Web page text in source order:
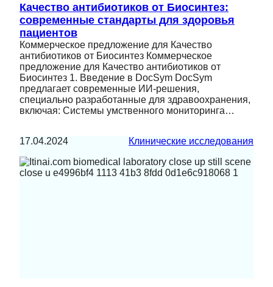
Качество антибиотиков от Биосинтез:
современные стандарты для здоровья
пациентов
Коммерческое предложение для Качество
антибиотиков от Биосинтез Коммерческое
предложение для Качество антибиотиков от
Биосинтез 1. Введение в DocSym DocSym
предлагает современные ИИ-решения,
специально разработанные для здравоохранения,
включая: Системы умственного мониторинга…
17.04.2024 Клинические исследования